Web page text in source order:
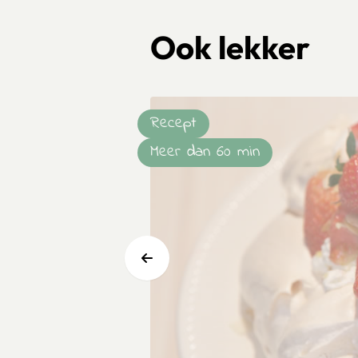
Ook lekker
Recept
Meer dan 60 min